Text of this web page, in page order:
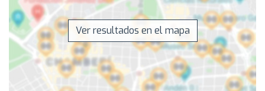
Ver resultados en el mapa